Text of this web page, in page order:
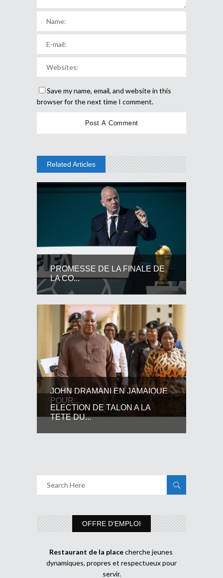
Save my name, email, and website in this
browser for the next time I comment.
Related Articles
PROMESSE DE LA FINALE DE
LA CO...
JOHN DRAMANI EN JAMAIQUE
POUR...
ELECTION DE TALON A LA
TETE DU...
OFFRE D’EMPLOI
Restaurant de la placecherche jeunes
dynamiques, propres et respectueux pour
servir.